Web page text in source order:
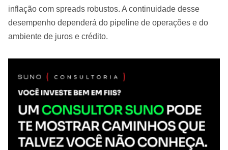
inflação com spreads robustos. A continuidade desse
desempenho dependerá do pipeline de operações e do
ambiente de juros e crédito.